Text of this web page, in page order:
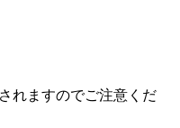
れますのでご注意くだ